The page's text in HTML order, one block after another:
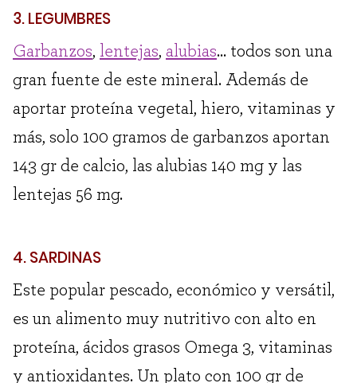
3. LEGUMBRES
Garbanzos, lentejas, alubias… todos son una
gran fuente de este mineral. Además de
aportar proteína vegetal, hiero, vitaminas y
más, solo 100 gramos de garbanzos aportan
143 gr de calcio, las alubias 140 mg y las
lentejas 56 mg.
4. SARDINAS
Este popular pescado, económico y versátil,
es un alimento muy nutritivo con alto en
proteína, ácidos grasos Omega 3, vitaminas
y antioxidantes. Un plato con 100 gr de